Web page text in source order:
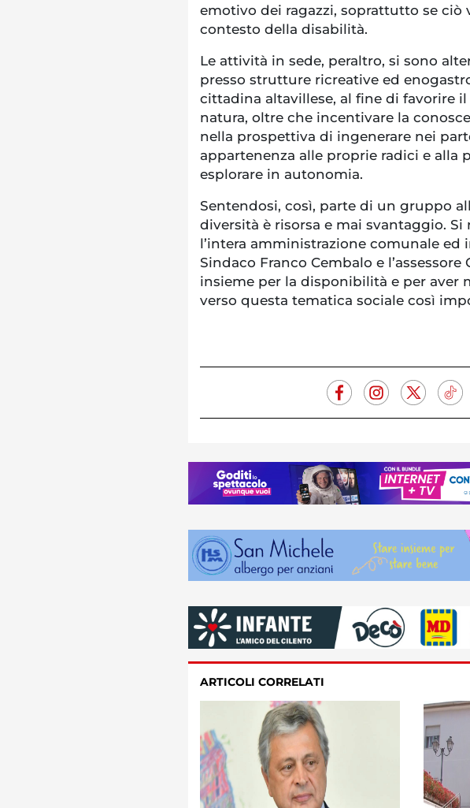
emotivo dei ragazzi, soprattutto se ciò
contesto della disabilità.
Le attività in sede, peraltro, si sono
presso strutture ricreative ed
cittadina altavillese, al fine di favorire
natura, oltre che incentivare la
nella prospettiva di ingenerare nei
appartenenza alle proprie radici e alla
esplorare in autonomia.
Sentendosi, così, parte di un gruppo
diversità è risorsa e mai svantaggio. Si
l’intera amministrazione comunale ed
Sindaco Franco Cembalo e
insieme per la disponibilità e per aver
verso questa tematica sociale così
ARTICOLI CORRELATI